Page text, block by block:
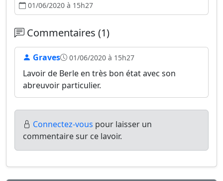
01/06/2020 à 15h27
Commentaires (1)
Graves 01/06/2020 à 15h27
Lavoir de Berle en très bon état avec son
abreuvoir particulier.
Connectez-vous pour laisser un
commentaire sur ce lavoir.